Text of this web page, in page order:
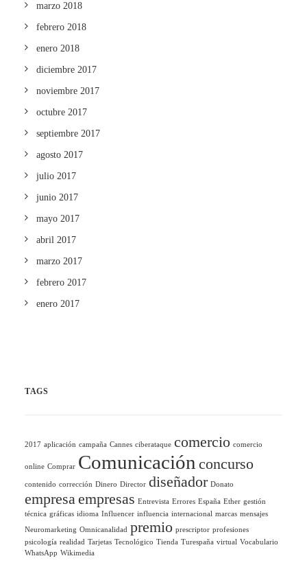
marzo 2018
febrero 2018
enero 2018
diciembre 2017
noviembre 2017
octubre 2017
septiembre 2017
agosto 2017
julio 2017
junio 2017
mayo 2017
abril 2017
marzo 2017
febrero 2017
enero 2017
TAGS
2017 aplicación campaña Cannes ciberataque comercio comercio
online Comprar Comunicación concurso
contenido corrección Dinero Director diseñador Donato
empresaempresas Entrevista Errores España Ether gestión
técnica gráficas idioma Influencer influencia internacional marcas mensajes
Neuromarketing Omnicanalidad premio prescriptor profesiones
psicología realidad Tarjetas Tecnológico Tienda Turespaña virtual Vocabulario
WhatsApp Wikimedia